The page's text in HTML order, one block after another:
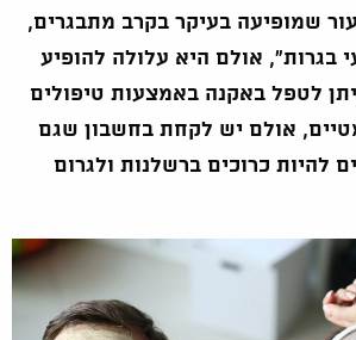
שמופיעה בעיקר בקרב מתבגרים,
בגרות", אולם היא עלולה להופיע
לטפל באקנה באמצעות טיפולים
אולם יש לקחת בחשבון שגם
להיות כרוכים ברשלנות ולגרום